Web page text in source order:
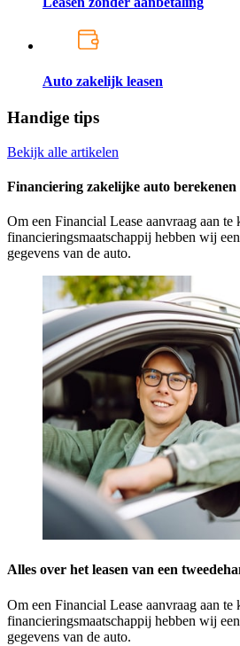
Auto zakelijk leasen
Handige tips
Bekijk alle artikelen
Financiering zakelijke auto berekenen
Om een Financial Lease aanvraag aan
financieringsmaatschappij hebben wij
gegevens van de auto.
Alles over het leasen van een
Om een Financial Lease aanvraag aan
financieringsmaatschappij hebben wij
gegevens van de auto.